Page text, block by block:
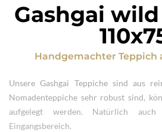
Gashgai
Handgemachter Teppich
Unsere Gashgai Teppiche sind aus
Nomadenteppiche sehr robust sind,
aufgelegt werden. Natürlich
Eingangsbereich.